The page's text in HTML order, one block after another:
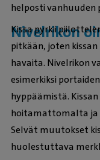
helposti vanhuuden
Nivelrikon
Kissa pyrkii
pitkään, joten
havaita. Nivelrikon
esimerkiksi
hyppäämistä.
hoitamattomalta ja
Selvät muutokset
huolestuttava